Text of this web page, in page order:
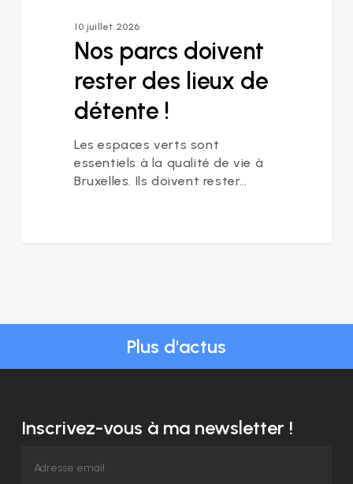
10 juillet 2026
Nos parcs doivent
rester des lieux de
détente !
Les espaces verts sont
essentiels à la qualité de vie à
Bruxelles. Ils doivent rester…
Plus d'actus
Inscrivez-vous à ma newsletter !